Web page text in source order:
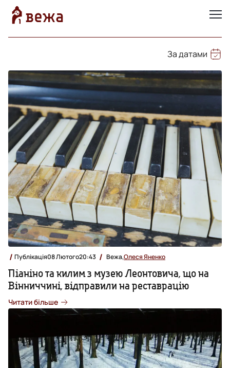
За датами
Публікація08 Лютого20:43 Вежа,Олеся Яненко
Піаніно та килим з музею Леонтовича, що на
Вінниччині, відправили на реставрацію
Читати більше